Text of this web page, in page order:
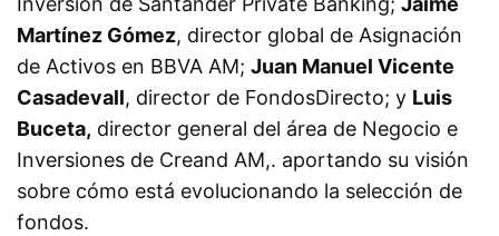
Martínez Gómez, director global de Asignación
de Activos en BBVA AM; Juan Manuel Vicente
Casadevall, director de FondosDirecto; y Luis
Buceta, director general del área de Negocio e
Inversiones de Creand AM,. aportando su visión
sobre cómo está evolucionando la selección de
fondos.